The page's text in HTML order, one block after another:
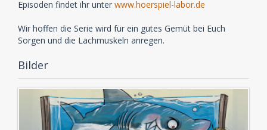
Episoden findet ihr unter www.hoerspiel-labor.de
Wir hoffen die Serie wird für ein gutes Gemüt bei Euch
Sorgen und die Lachmuskeln anregen.
Bilder